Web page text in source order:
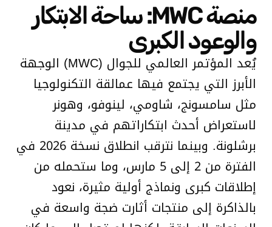
منصة MWC: ساحة الابتكار
والوعود الكبرى
يُعد المؤتمر العالمي للجوال (MWC) الوجهة
الأبرز التي يجتمع فيها عمالقة التكنولوجيا
مثل سامسونج، شاومي، لينوفو، وهونر
لاستعراض أحدث ابتكاراتهم في مدينة
برشلونة. وبينما نترقب انطلاق نسخة 2026 في
الفترة من 2 إلى 5 مارس، وما ستحمله من
إطلاقات كبرى ونماذج أولية مثيرة، نعود
بالذاكرة إلى منتجات أثارت ضجة واسعة في